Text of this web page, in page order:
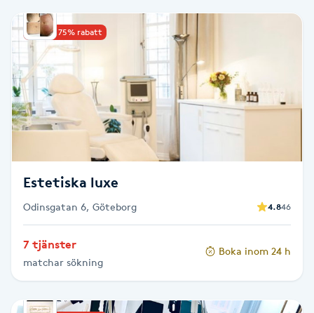
Babylights
Balayage
Bambumassage
Barnklippning
BIAB
Blowout
Bottenfärg
Upp till 75% rabatt
Estetiska luxe
Odinsgatan 6, Göteborg 4.846
7 tjänster
matchar sökning
Boka inom 24 h